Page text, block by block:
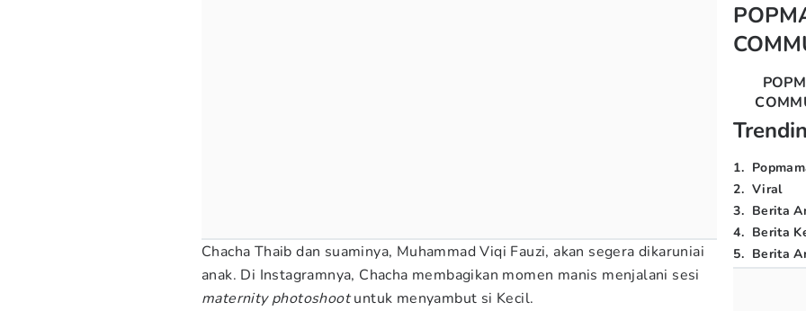
Chacha Thaib dan suaminya, Muhammad Viqi Fauzi, akan segera dikaruniai
anak. Di Instagramnya, Chacha membagikan momen manis menjalani sesi
maternity photoshootuntuk menyambut si Kecil.
1.
2. Viral
3. Berita
4. Berita
5. Berita